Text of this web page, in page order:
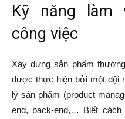
Kỹ năng làm
công việc
Xây dựng sản phẩm
được thực hiện bởi một đội
lý sản phẩm (product
end, back-end,… Biết